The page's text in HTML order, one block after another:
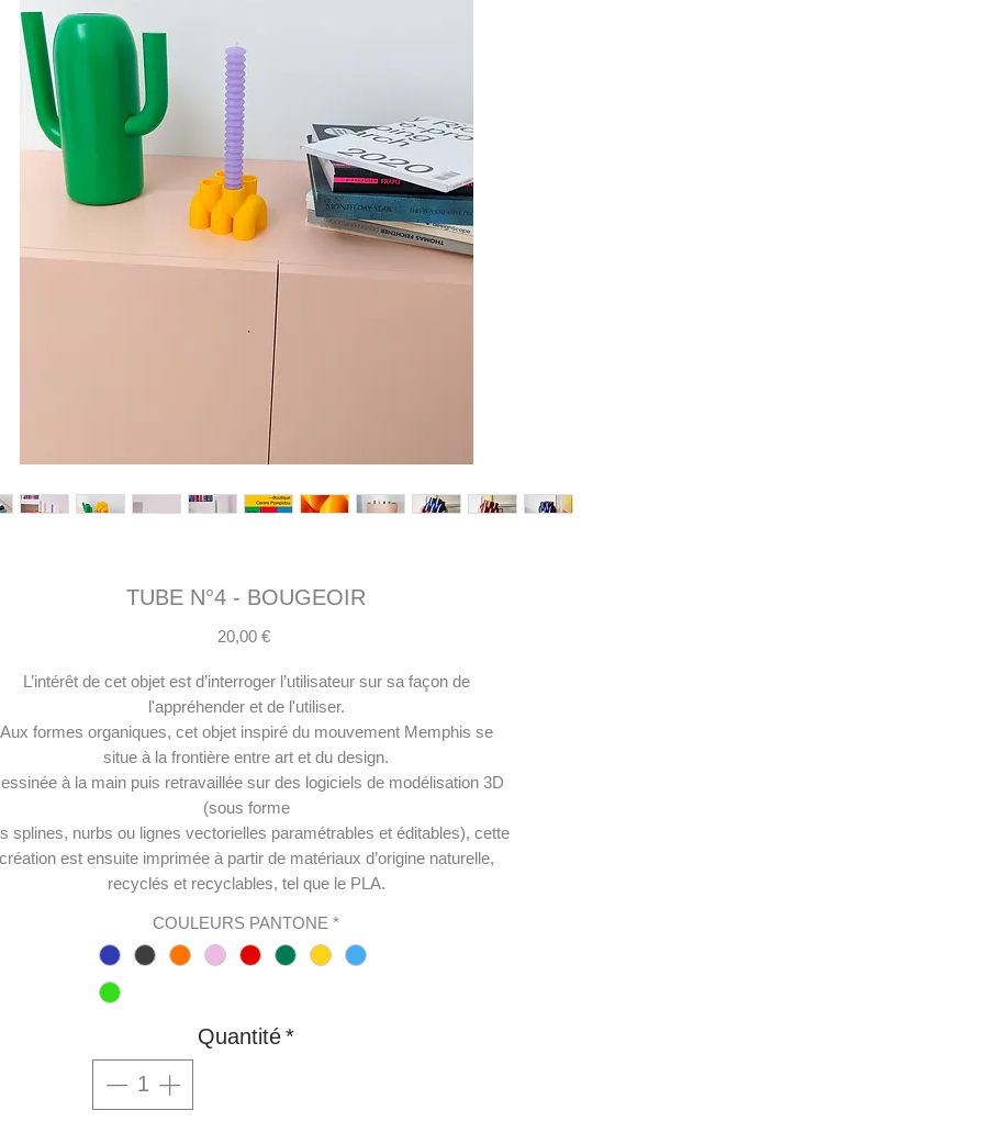
TUBE N°4 - BOUGEOIR
20,00 €Prix
L’intérêt de cet objet est d’interroger l’utilisateur sur sa façon de
l'appréhender et de l'utiliser.
Aux formes organiques, cet objet inspiré du mouvement Memphis se
situe à la frontière entre art et du design.
à la main puis retravaillée sur des logiciels de modélisation 3D
(sous forme
splines, nurbs ou lignes vectorielles paramétrables et éditables), cette
est ensuite imprimée à partir de matériaux d’origine naturelle,
recyclés et recyclables, tel que le PLA.
COULEURS PANTONE *
Quantité*